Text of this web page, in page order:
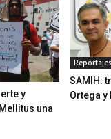
y
una
Reportajes
SAMIH:
Ortega y